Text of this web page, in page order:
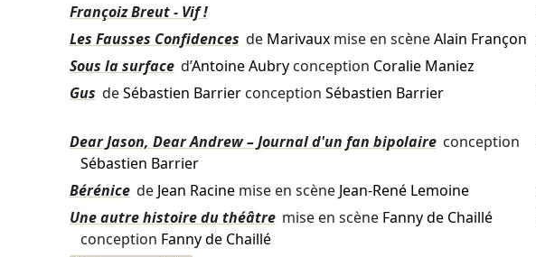
Françoiz Breut - Vif !
Les Fausses Confidences de Marivauxmise en scèneAlain Françon
Sous la surface d’Antoine Aubryconception Coralie Maniez
Gus deSébastien Barrierconception Sébastien Barrier
Dear Jason, Dear Andrew – Journal d'un fan bipolaire conception
Sébastien Barrier
Bérénice de Jean Racinemise en scène Jean-René Lemoine
Une autre histoire du théâtre mise en scène Fanny de Chaillé
conception Fanny de Chaillé